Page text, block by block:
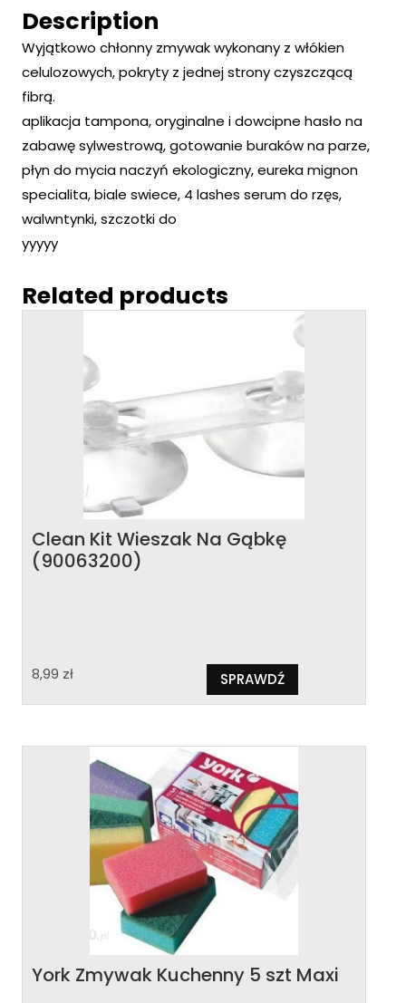
Description
Wyjątkowo chłonny zmywak wykonany z włókien
celulozowych, pokryty z jednej strony czyszczącą
fibrą.
aplikacja tampona, oryginalne i dowcipne hasło na
zabawę sylwestrową, gotowanie buraków na parze,
płyn do mycia naczyń ekologiczny, eureka mignon
specialita, biale swiece, 4 lashes serum do rzęs,
walwntynki, szczotki do
yyyyy
Related products
Clean Kit Wieszak Na Gąbkę
(90063200)
8,99 zł SPRAWDŹ
York Zmywak Kuchenny 5 szt Maxi